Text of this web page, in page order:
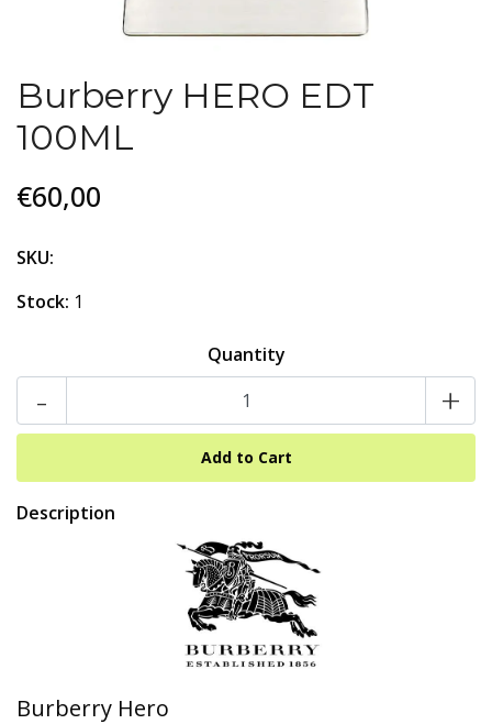
Burberry HERO EDT
100ML
€60,00
SKU:
Stock: 1
Quantity
- +
Description
Burberry Hero